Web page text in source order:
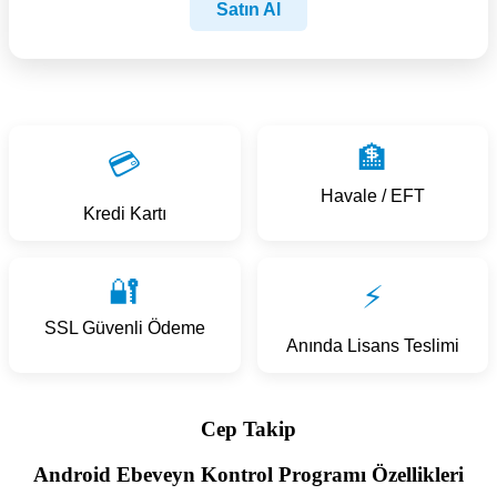
Satın Al
💳
Kredi Kartı
🏦
Havale / EFT
🔐
SSL Güvenli Ödeme
⚡
Anında Lisans Teslimi
Cep Takip
Android Ebeveyn Kontrol Programı Özellikleri